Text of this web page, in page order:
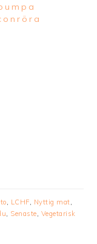
LCHF Nyttig mat
Senaste Vegetarisk